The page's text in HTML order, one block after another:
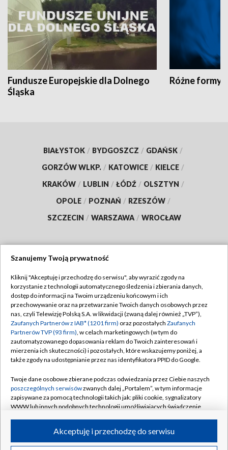
Fundusze Europejskie dla Dolnego
Śląska
Różne formy
BIAŁYSTOK / BYDGOSZCZ / GDAŃSK /
GORZÓW WLKP. / KATOWICE / KIELCE /
KRAKÓW / LUBLIN / ŁÓDŹ / OLSZTYN /
OPOLE / POZNAŃ / RZESZÓW /
SZCZECIN / WARSZAWA / WROCŁAW
TVP
Abonament TVP
Emisja w TVP
Centrum informacji TVP
Naziemna Telewizja Cyfrowa
Rada Programowa
System NOS
Informacje o nadawcy
Program dla prasy
Regulamin TVP
Polityka prywatności
Moje zgody
Pomoc
Kontakt
Kanały
©2026 Telewizja Polska S.A. w likwidacji
Szanujemy Twoją prywatność
Kliknij "Akceptuję i przechodzę do serwisu", aby wyrazić zgody na
korzystanie z technologii automatycznego śledzenia i zbierania danych,
dostęp do informacji na Twoim urządzeniu końcowym i ich
przechowywanie oraz na przetwarzanie Twoich danych osobowych przez
nas, czyli Telewizję Polską S.A. w likwidacji (zwaną dalej również „TVP”),
Zaufanych Partnerów z IAB* (1201 firm) oraz pozostałych Zaufanych
Partnerów TVP (93 firm), w celach marketingowych (w tym do
zautomatyzowanego dopasowania reklam do Twoich zainteresowań i
mierzenia ich skuteczności) i pozostałych, które wskazujemy poniżej, a
także zgody na udostępnianie przez nas identyfikatora PPID do Google.
Twoje dane osobowe zbierane podczas odwiedzania przez Ciebie naszych
poszczególnych serwisówzwanych dalej „Portalem”, w tym informacje
zapisywane za pomocą technologii takich jak: pliki cookie, sygnalizatory
WWW lub innych podobnych technologii umożliwiających świadczenie
ruchu w Internecie.Akceptuję i przechodzę do serwisu